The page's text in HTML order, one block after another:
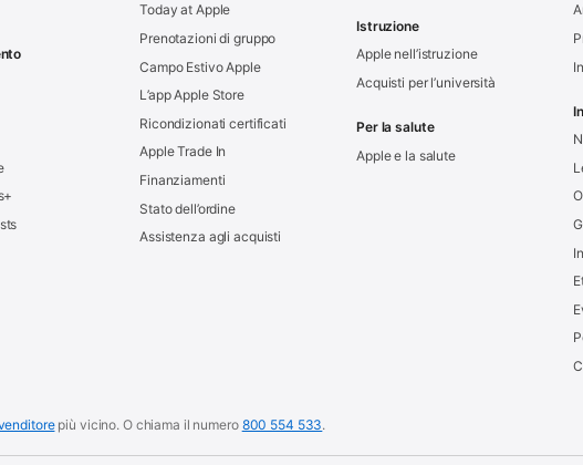
Today at Apple
Prenotazioni di gruppo
Campo Estivo Apple
L’app Apple Store
Ricondizionati certificati
Apple Trade In
Finanziamenti
Stato dell’ordine
Assistenza agli acquisti
Istruzione
Apple nell’istruzione
Acquisti per l’università
Per la salute
Apple e la salute
più vicino. O chiama il numero 800 554 533.